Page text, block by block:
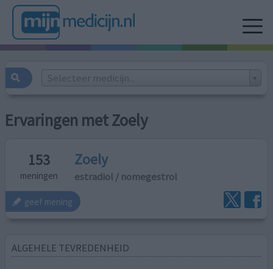
Selecteer medicijn...
Ervaringen met Zoely
153
meningen
Zoely
estradiol / nomegestrol
geef mening
ALGEHELE TEVREDENHEID